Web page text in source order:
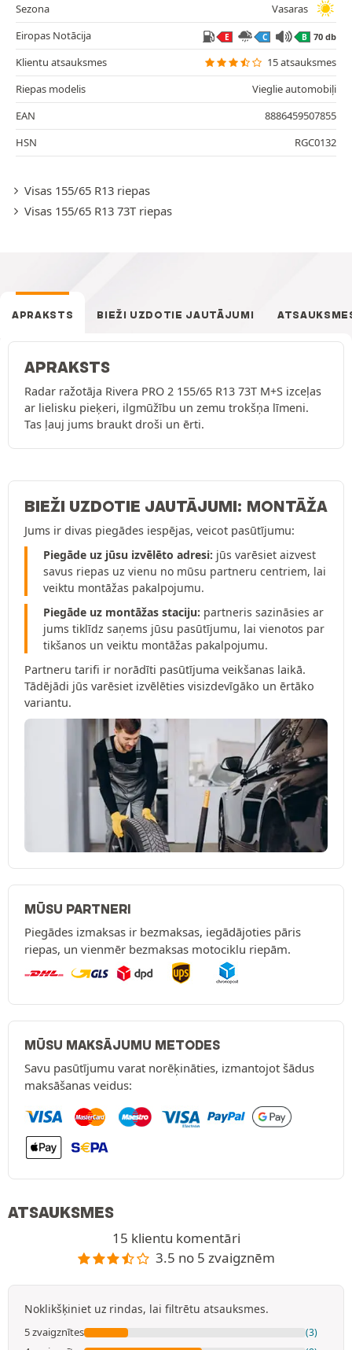
Sezona
Vasaras
Eiropas Notācija
E C B 70 db
Klientu atsauksmes
15 atsauksmes
Riepas modelis
Vieglie automobiļi
EAN
8886459507855
HSN
RGC0132
Visas 155/65 R13 riepas
Visas 155/65 R13 73T riepas
APRAKSTS BIEŽI UZDOTIE JAUTĀJUMI
APRAKSTS
Radar ražotāja Rivera PRO 2 155/65 R13 73T M+S izceļas
ar lielisku pieķeri, ilgmūžību un zemu trokšņa līmeni.
Tas ļauj jums braukt droši un ērti.
BIEŽI UZDOTIE JAUTĀJUMI: MONTĀŽA
Jums ir divas piegādes iespējas, veicot pasūtījumu:
Piegāde uz jūsu izvēlēto adresi: jūs varēsiet aizvest
savus riepas uz vienu no mūsu partneru centriem, lai
veiktu montāžas pakalpojumu.
Piegāde uz montāžas staciju: partneris sazināsies ar
jums tiklīdz saņems jūsu pasūtījumu, lai vienotos par
tikšanos un veiktu montāžas pakalpojumu.
Partneru tarifi ir norādīti pasūtījuma veikšanas laikā.
Tādējādi jūs varēsiet izvēlēties visizdevīgāko un ērtāko
variantu.
MŪSU PARTNERI
Piegādes izmaksas ir bezmaksas, iegādājoties pāris
riepas, un vienmēr bezmaksas motociklu riepām.
MŪSU MAKSĀJUMU METODES
Savu pasūtījumu varat norēķināties, izmantojot šādus
maksāšanas veidus:
ATSAUKSMES
15 klientu komentāri
3.5 no 5 zvaigznēm
Noklikšķiniet uz rindas, lai filtrētu atsauksmes.
5 zvaigznītes (3)